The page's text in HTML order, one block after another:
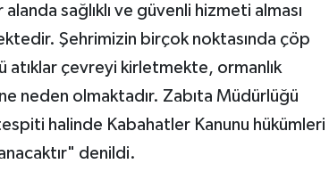
sağlıklı ve güvenli hizmeti alması
Şehrimizin birçok noktasında çöp
atıklar çevreyi kirletmekte, ormanlık
neden olmaktadır. Zabıta Müdürlüğü
halinde Kabahatler Kanunu hükümleri
denildi.